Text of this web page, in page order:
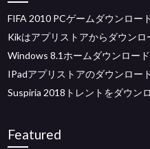
FIFA 2010 PCゲームダウンロー
Kikはアプリストアからダウンロ
Windows 8.1ホームダウンロー
IPadアプリストアのダウンロー
Suspiria 2018トレントをダウン
Featured